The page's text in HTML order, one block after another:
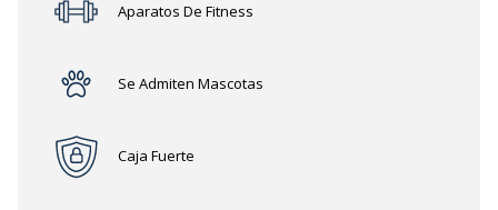
Aparatos De Fitness
Se Admiten Mascotas
Caja Fuerte